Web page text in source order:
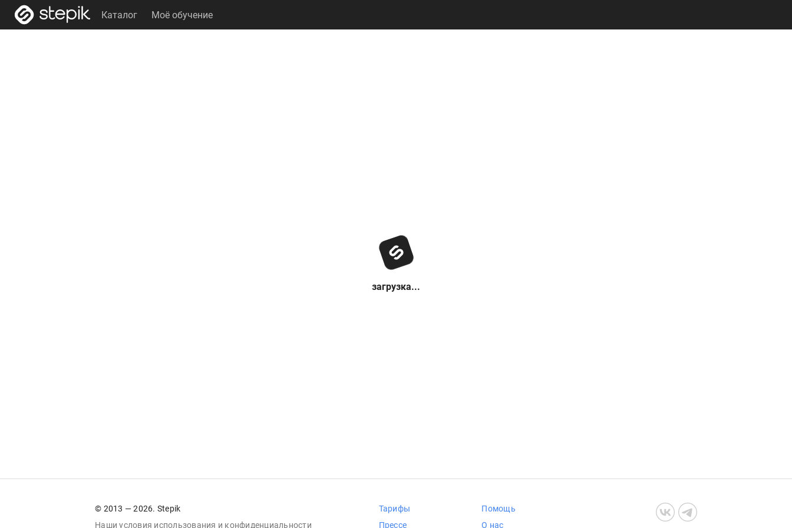
Каталог Моё обучение
загрузка...
© 2013 — 2026. Stepik
Наши условия использования и конфиденциальности
Тарифы
Прессе
Помощь
О нас